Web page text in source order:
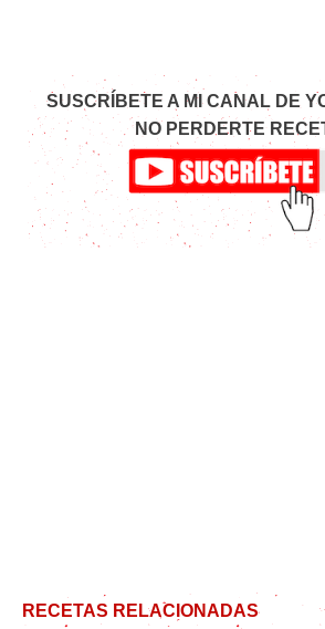
SUSCRÍBETE A MI CANAL DE
NO PERDERTE
RECETAS RELACIONADAS